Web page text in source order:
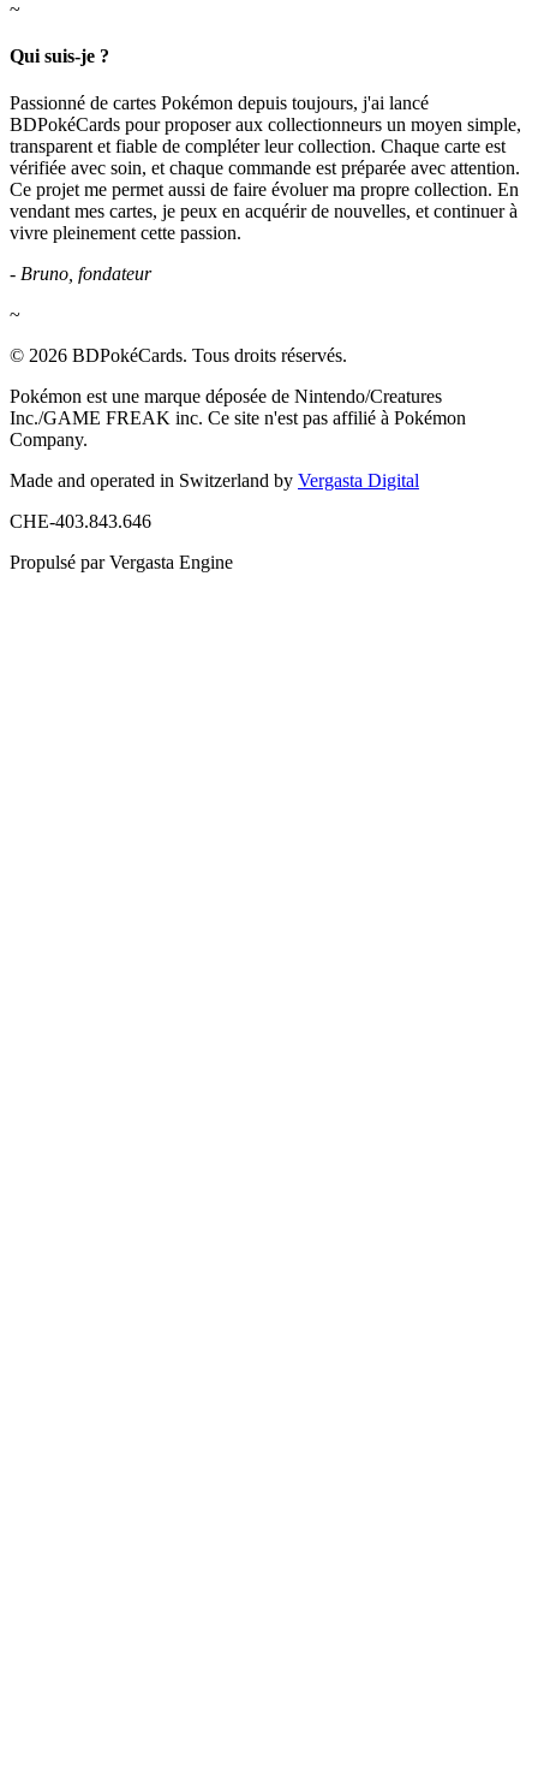
~
Qui suis-je ?
Passionné de cartes Pokémon depuis toujours, j'ai lancé
BDPokéCards pour proposer aux collectionneurs un moyen simple,
transparent et fiable de compléter leur collection. Chaque carte est
vérifiée avec soin, et chaque commande est préparée avec attention.
Ce projet me permet aussi de faire évoluer ma propre collection. En
vendant mes cartes, je peux en acquérir de nouvelles, et continuer à
vivre pleinement cette passion.
- Bruno, fondateur
~
© 2026 BDPokéCards. Tous droits réservés.
Pokémon est une marque déposée de Nintendo/Creatures
Inc./GAME FREAK inc. Ce site n'est pas affilié à Pokémon
Company.
Made and operated in Switzerland by Vergasta Digital
CHE-403.843.646
Propulsé par Vergasta Engine